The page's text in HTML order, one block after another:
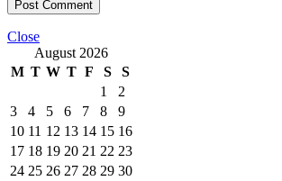
Close
August 2026
M T W T F S
S
1
2
3
4 5 6 7 8
9
10 11 12 13 14 15 16
17 18 19 20 21 22 23
24 25 26 27 28 29 30